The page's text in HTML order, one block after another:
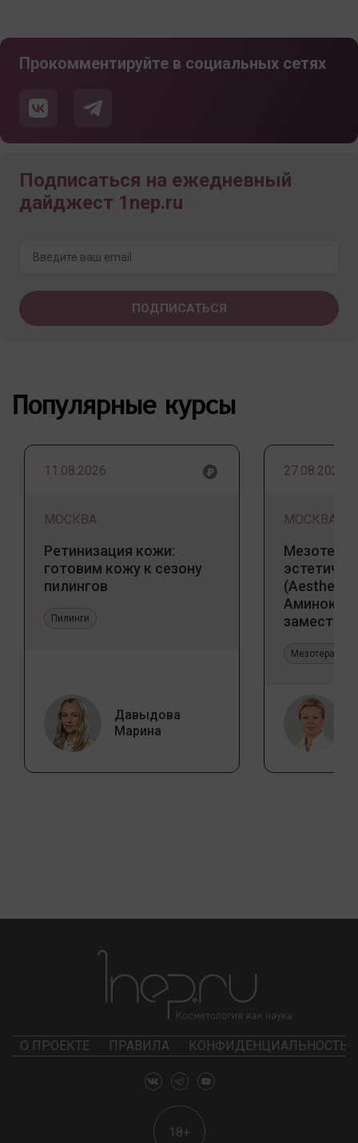
Прокомментируйте в социальных сетях
Подписаться на ежедневный
дайджест 1nep.ru
Популярные курсы
11.08.2026
МОСКВА
Ретинизация кожи:
готовим кожу к сезону
пилингов
Пилинги
Давыдова
Марина
27.08.2026
МОСКВА
(Aesthetic
Мезотерапия
О ПРОЕКТЕ ПРАВИЛА КОНФИДЕНЦИАЛЬНОСТЬ
18+